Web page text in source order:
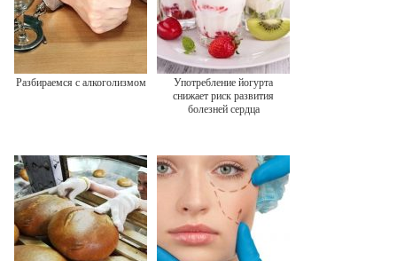
Разбираемся с алкоголизмом
Употребление йогурта
снижает риск развития
болезней сердца